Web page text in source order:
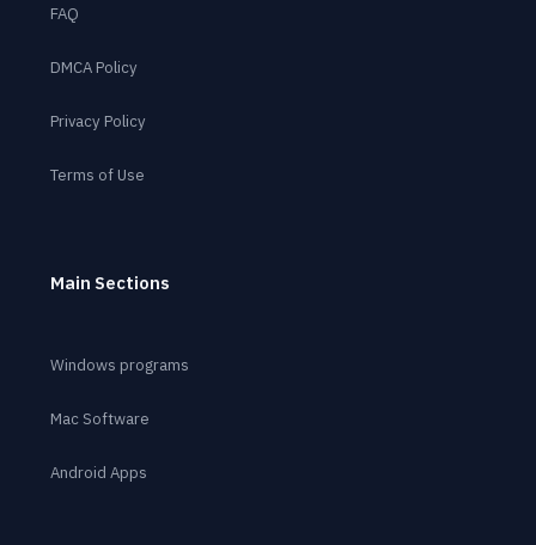
FAQ
DMCA Policy
Privacy Policy
Terms of Use
Main Sections
Windows programs
Mac Software
Android Apps